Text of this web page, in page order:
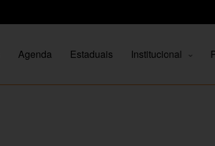
Agenda Estaduais Institucional